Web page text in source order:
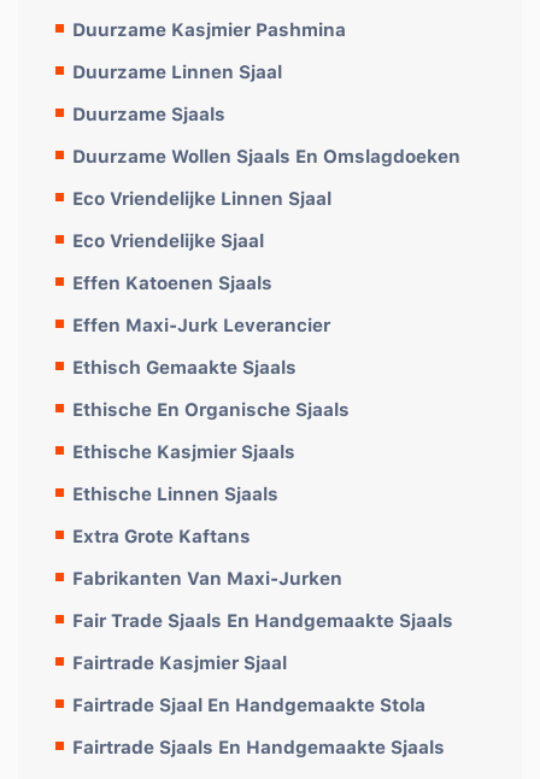
Duurzame Kasjmier Pashmina
Duurzame Linnen Sjaal
Duurzame Sjaals
Duurzame Wollen Sjaals En Omslagdoeken
Eco Vriendelijke Linnen Sjaal
Eco Vriendelijke Sjaal
Effen Katoenen Sjaals
Effen Maxi-Jurk Leverancier
Ethisch Gemaakte Sjaals
Ethische En Organische Sjaals
Ethische Kasjmier Sjaals
Ethische Linnen Sjaals
Extra Grote Kaftans
Fabrikanten Van Maxi-Jurken
Fair Trade Sjaals En Handgemaakte Sjaals
Fairtrade Kasjmier Sjaal
Fairtrade Sjaal En Handgemaakte Stola
Fairtrade Sjaals En Handgemaakte Sjaals